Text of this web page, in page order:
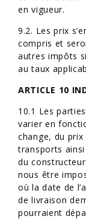
en vigueur.
9.2. Les prix
compris et
autres impôts
au taux
ARTICLE 10
10.1 Les
varier en
change, du
transports ainsi
du
nous être
où la date de
de livraison
pourraient